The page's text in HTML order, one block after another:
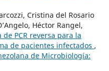
Cristina del Rosario
Héctor Rangel,
PCR reversa para la
de pacientes infectados ,
de Microbiología: